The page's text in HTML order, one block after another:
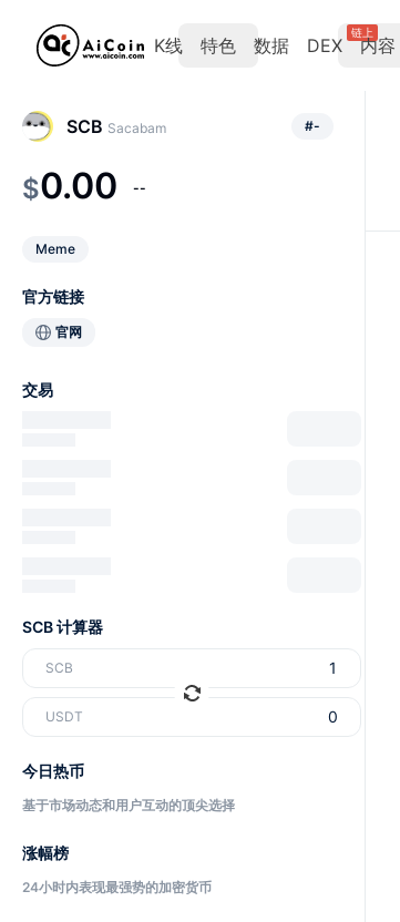
K线 特色 数据 DEX
链上
内容
SCB Sacabam #-
$0.00 --
Meme
官方链接
官网
交易
SCB 计算器
SCB
USDT
今日热币
基于市场动态和用户互动的顶尖选择
涨幅榜
24小时内表现最强势的加密货币